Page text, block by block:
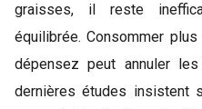
graisses, il reste
équilibrée. Consommer
dépensez peut annuler
dernières études insistent